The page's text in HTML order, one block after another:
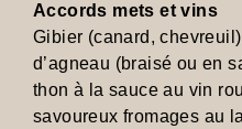
Accords mets et vins
Gibier (canard,
d’agneau (braisé ou en
thon à la sauce au vin
savoureux fromages au